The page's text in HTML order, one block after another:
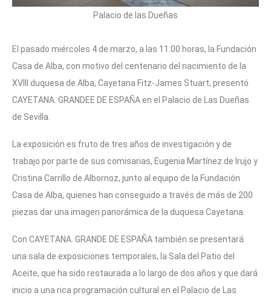
Palacio de las Dueñas
El pasado miércoles 4 de marzo, a las 11:00 horas, la Fundación
Casa de Alba, con motivo del centenario del nacimiento de la
XVIII duquesa de Alba, Cayetana Fitz-James Stuart, presentó
CAYETANA. GRANDEE DE ESPAÑA en el Palacio de Las Dueñas
de Sevilla.
La exposición es fruto de tres años de investigación y de
trabajo por parte de sus comisarias, Eugenia Martínez de Irujo y
Cristina Carrillo de Albornoz, junto al equipo de la Fundación
Casa de Alba, quienes han conseguido a través de más de 200
piezas dar una imagen panorámica de la duquesa Cayetana.
Con CAYETANA. GRANDE DE ESPAÑA también se presentará
una sala de exposiciones temporales, la Sala del Patio del
Aceite, que ha sido restaurada a lo largo de dos años y que dará
inicio a una rica programación cultural en el Palacio de Las